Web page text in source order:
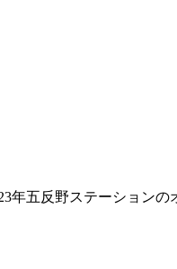
五反野ステーションの